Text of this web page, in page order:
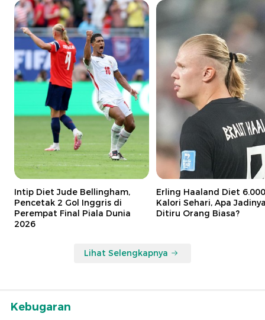
Intip Diet Jude Bellingham,
Pencetak 2 Gol Inggris di
Perempat Final Piala Dunia
2026
Erling Haaland Diet
Kalori Sehari, Apa
Ditiru Orang Biasa?
Lihat Selengkapnya
Kebugaran